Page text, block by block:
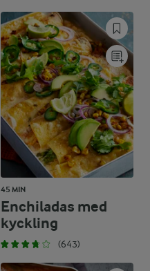
45 MIN
Enchiladas med
kyckling
(643)